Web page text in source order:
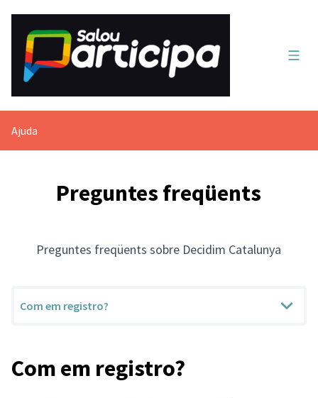
Ajuda
Preguntes freqüents
Preguntes freqüents sobre Decidim Catalunya
Com em registro?
Com em registro?